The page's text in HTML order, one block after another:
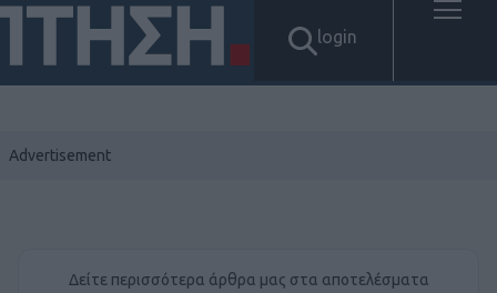
login
Δείτε περισσότερα άρθρα μας στα αποτελέσματα